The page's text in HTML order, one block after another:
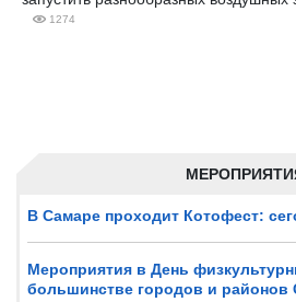
В Самаре проходит Котофест:
Мероприятия в День
большинстве городов и районов
1274